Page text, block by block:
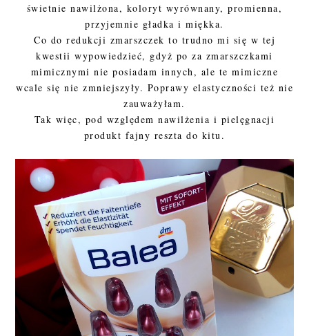
świetnie nawilżona, koloryt wyrównany, promienna,
przyjemnie gładka i miękka.
Co do redukcji zmarszczek to trudno mi się w tej
kwestii wypowiedzieć, gdyż po za zmarszczkami
mimicznymi nie posiadam innych, ale te mimiczne
wcale się nie zmniejszyły. Poprawy elastyczności też nie
zauważyłam.
Tak więc, pod względem nawilżenia i pielęgnacji
produkt fajny reszta do kitu.